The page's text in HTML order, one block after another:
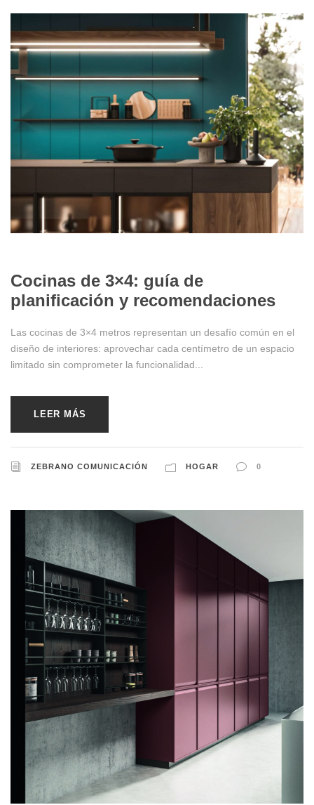
Cocinas de 3×4: guía de
planificación y recomendaciones
Las cocinas de 3×4 metros representan un desafío común en el
diseño de interiores: aprovechar cada centímetro de un espacio
limitado sin comprometer la funcionalidad...
LEER MÁS
ZEBRANO COMUNICACIÓN HOGAR 0